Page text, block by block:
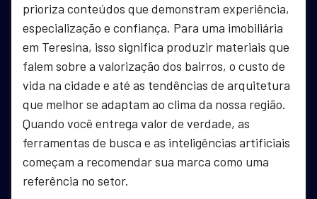
prioriza conteúdos que demonstram experiência,
especialização e confiança. Para uma imobiliária
em Teresina, isso significa produzir materiais que
falem sobre a valorização dos bairros, o custo de
vida na cidade e até as tendências de arquitetura
que melhor se adaptam ao clima da nossa região.
Quando você entrega valor de verdade, as
ferramentas de busca e as inteligências artificiais
começam a recomendar sua marca como uma
referência no setor.